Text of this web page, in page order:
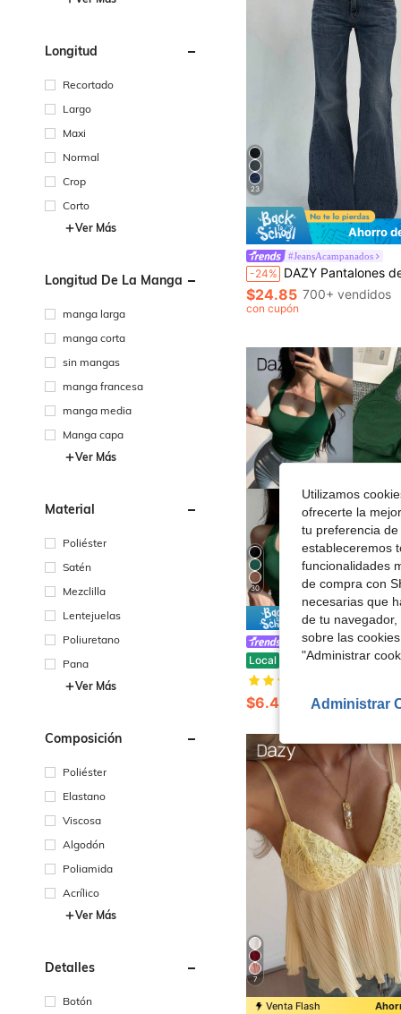
Longitud
Recortado
Largo
Maxi
Normal
Crop
Corto
Ver Más
Longitud De La Manga
manga larga
manga corta
sin mangas
manga francesa
manga media
Manga capa
Ver Más
Material
Poliéster
Satén
Mezclilla
Lentejuelas
Poliuretano
Pana
Ver Más
Composición
Poliéster
Elastano
Viscosa
Algodón
Poliamida
Acrílico
Ver Más
Detalles
Botón
23
Ahorro
#JeansAcampanados
-24% DAZY Pantalones de mezclilla acampanados de unicolor con
$24.85 700+ vendidos
con cupón
30
Ahorro
Dazy SPICE
Local -24% DAZY Top de tirantes finos corto y sexy con acolchado verde para mujer, estilo festival de música,
$6.45 1.5k+ vendidos
7
Venta Flash
Utilizamos
ofrecerte la
tu preferencia
estableceremos
funcionalidades
de compra con
necesarias que
de tu
sobre las
"Administrar
Administrar